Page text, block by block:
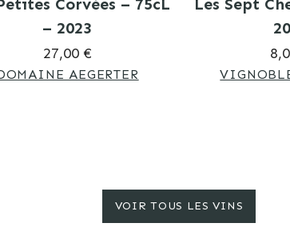
Corvées – 75cL
– 2023
27,00 €
AEGERTER
Les Sept
VOIR TOUS LES VINS